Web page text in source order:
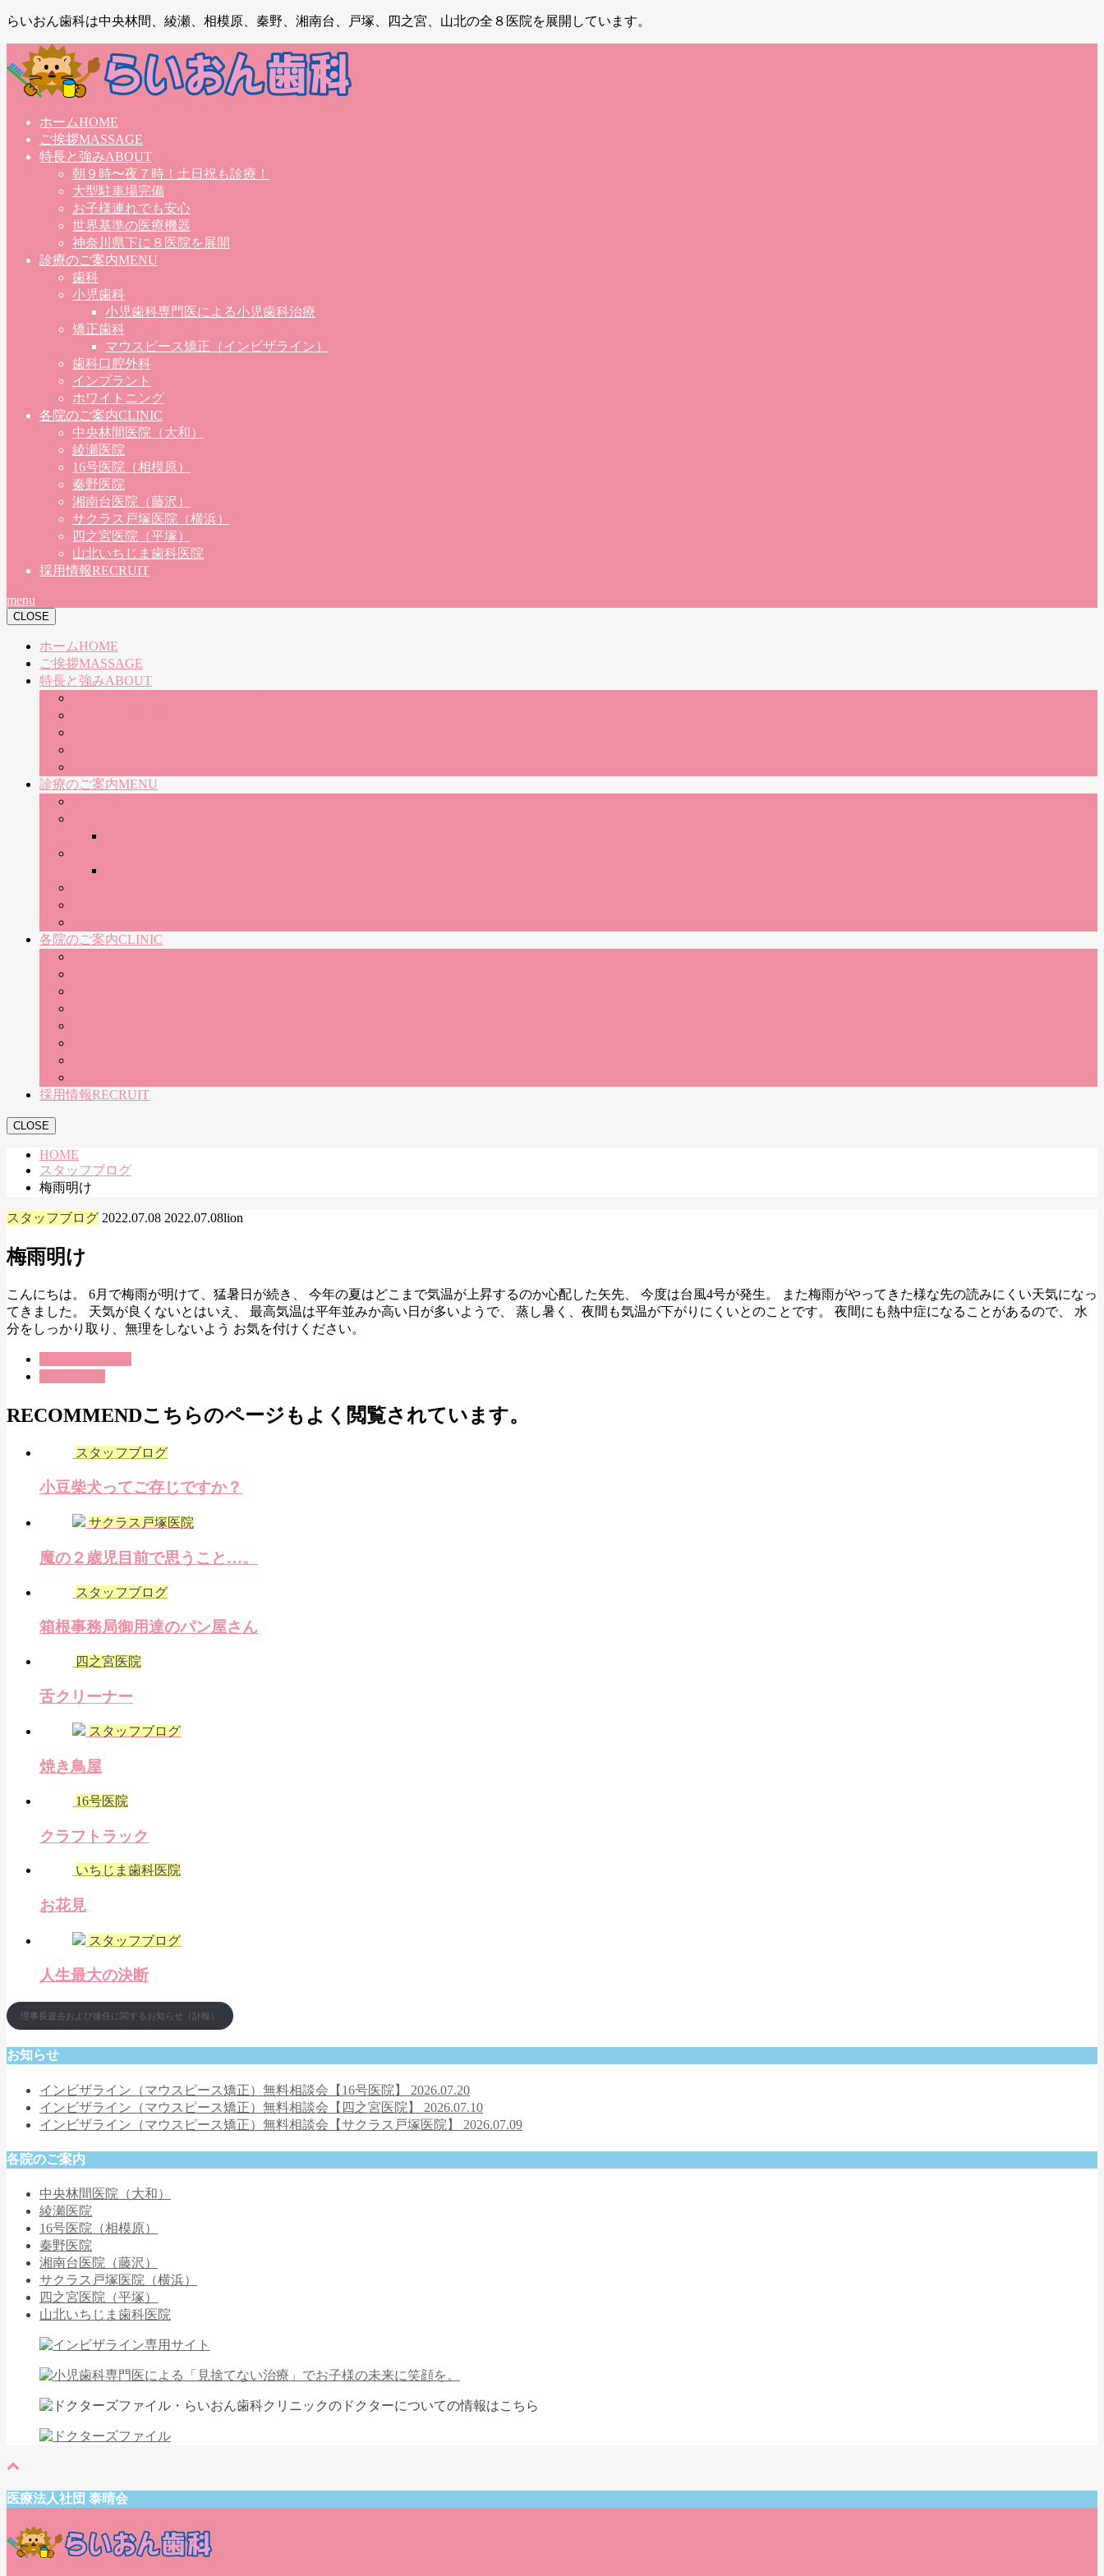
らいおん歯科は中央林間、綾瀬、相模原、秦野、湘南台、戸塚、四之宮、山北の全８医院を展開しています。
ホームHOME
ご挨拶MASSAGE
特長と強みABOUT
朝９時〜夜７時！土日祝も診療！
大型駐車場完備
お子様連れでも安心
世界基準の医療機器
神奈川県下に８医院を展開
診療のご案内MENU
歯科
小児歯科
小児歯科専門医による小児歯科治療
矯正歯科
マウスピース矯正（インビザライン）
歯科口腔外科
インプラント
ホワイトニング
各院のご案内CLINIC
中央林間医院（大和）
綾瀬医院
16号医院（相模原）
秦野医院
湘南台医院（藤沢）
サクラス戸塚医院（横浜）
四之宮医院（平塚）
山北いちじま歯科医院
採用情報RECRUIT
menu
CLOSE
ホームHOME
ご挨拶MASSAGE
特長と強みABOUT
診療のご案内MENU
各院のご案内CLINIC
採用情報RECRUIT
CLOSE
HOME
スタッフブログ
梅雨明け
スタッフブログ 2022.07.08 2022.07.08lion
梅雨明け
こんにちは。 6月で梅雨が明けて、猛暑日が続き、 今年の夏はどこまで気温が上昇するのか心配した矢先、 今度は台風4号が発生。 また梅雨がやってきた様な先の読みにくい天気になっ
てきました。 天気が良くないとはいえ、 最高気温は平年並みか高い日が多いようで、 蒸し暑く、夜間も気温が下がりにくいとのことです。 夜間にも熱中症になることがあるので、 水
分をしっかり取り、無理をしないよう お気を付けください。
RECOMMENDこちらのページもよく閲覧されています。
スタッフブログ
小豆柴犬ってご存じですか？
サクラス戸塚医院
魔の２歳児目前で思うこと…。
スタッフブログ
箱根事務局御用達のパン屋さん
四之宮医院
舌クリーナー
スタッフブログ
焼き鳥屋
16号医院
クラフトラック
いちじま歯科医院
お花見
スタッフブログ
人生最大の決断
理事長逝去および後任に関するお知らせ（訃報）
お知らせ
インビザライン（マウスピース矯正）無料相談会【16号医院】 2026.07.20
インビザライン（マウスピース矯正）無料相談会【四之宮医院】 2026.07.10
インビザライン（マウスピース矯正）無料相談会【サクラス戸塚医院】 2026.07.09
各院のご案内
中央林間医院（大和）
綾瀬医院
16号医院（相模原）
秦野医院
湘南台医院（藤沢）
サクラス戸塚医院（横浜）
四之宮医院（平塚）
山北いちじま歯科医院
医療法人社団 泰晴会